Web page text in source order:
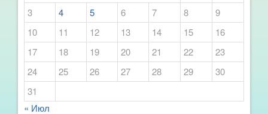
3
4 5 6 7 8
9
10
11 12 13 14 15
16
17
18 19 20 21 22
23
24
25 26 27 28 29
30
31
« Июл